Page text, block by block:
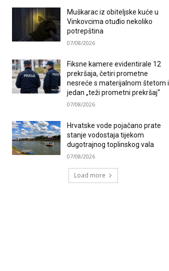
Muškarac iz obiteljske kuće u
Vinkovcima otuđio nekoliko
potrepština
07/08/2026
Fiksne kamere evidentirale 12
prekršaja, četiri prometne
nesreće s materijalnom štetom i
jedan „teži prometni prekršaj“
07/08/2026
Hrvatske vode pojačano prate
stanje vodostaja tijekom
dugotrajnog toplinskog vala
07/08/2026
Load more